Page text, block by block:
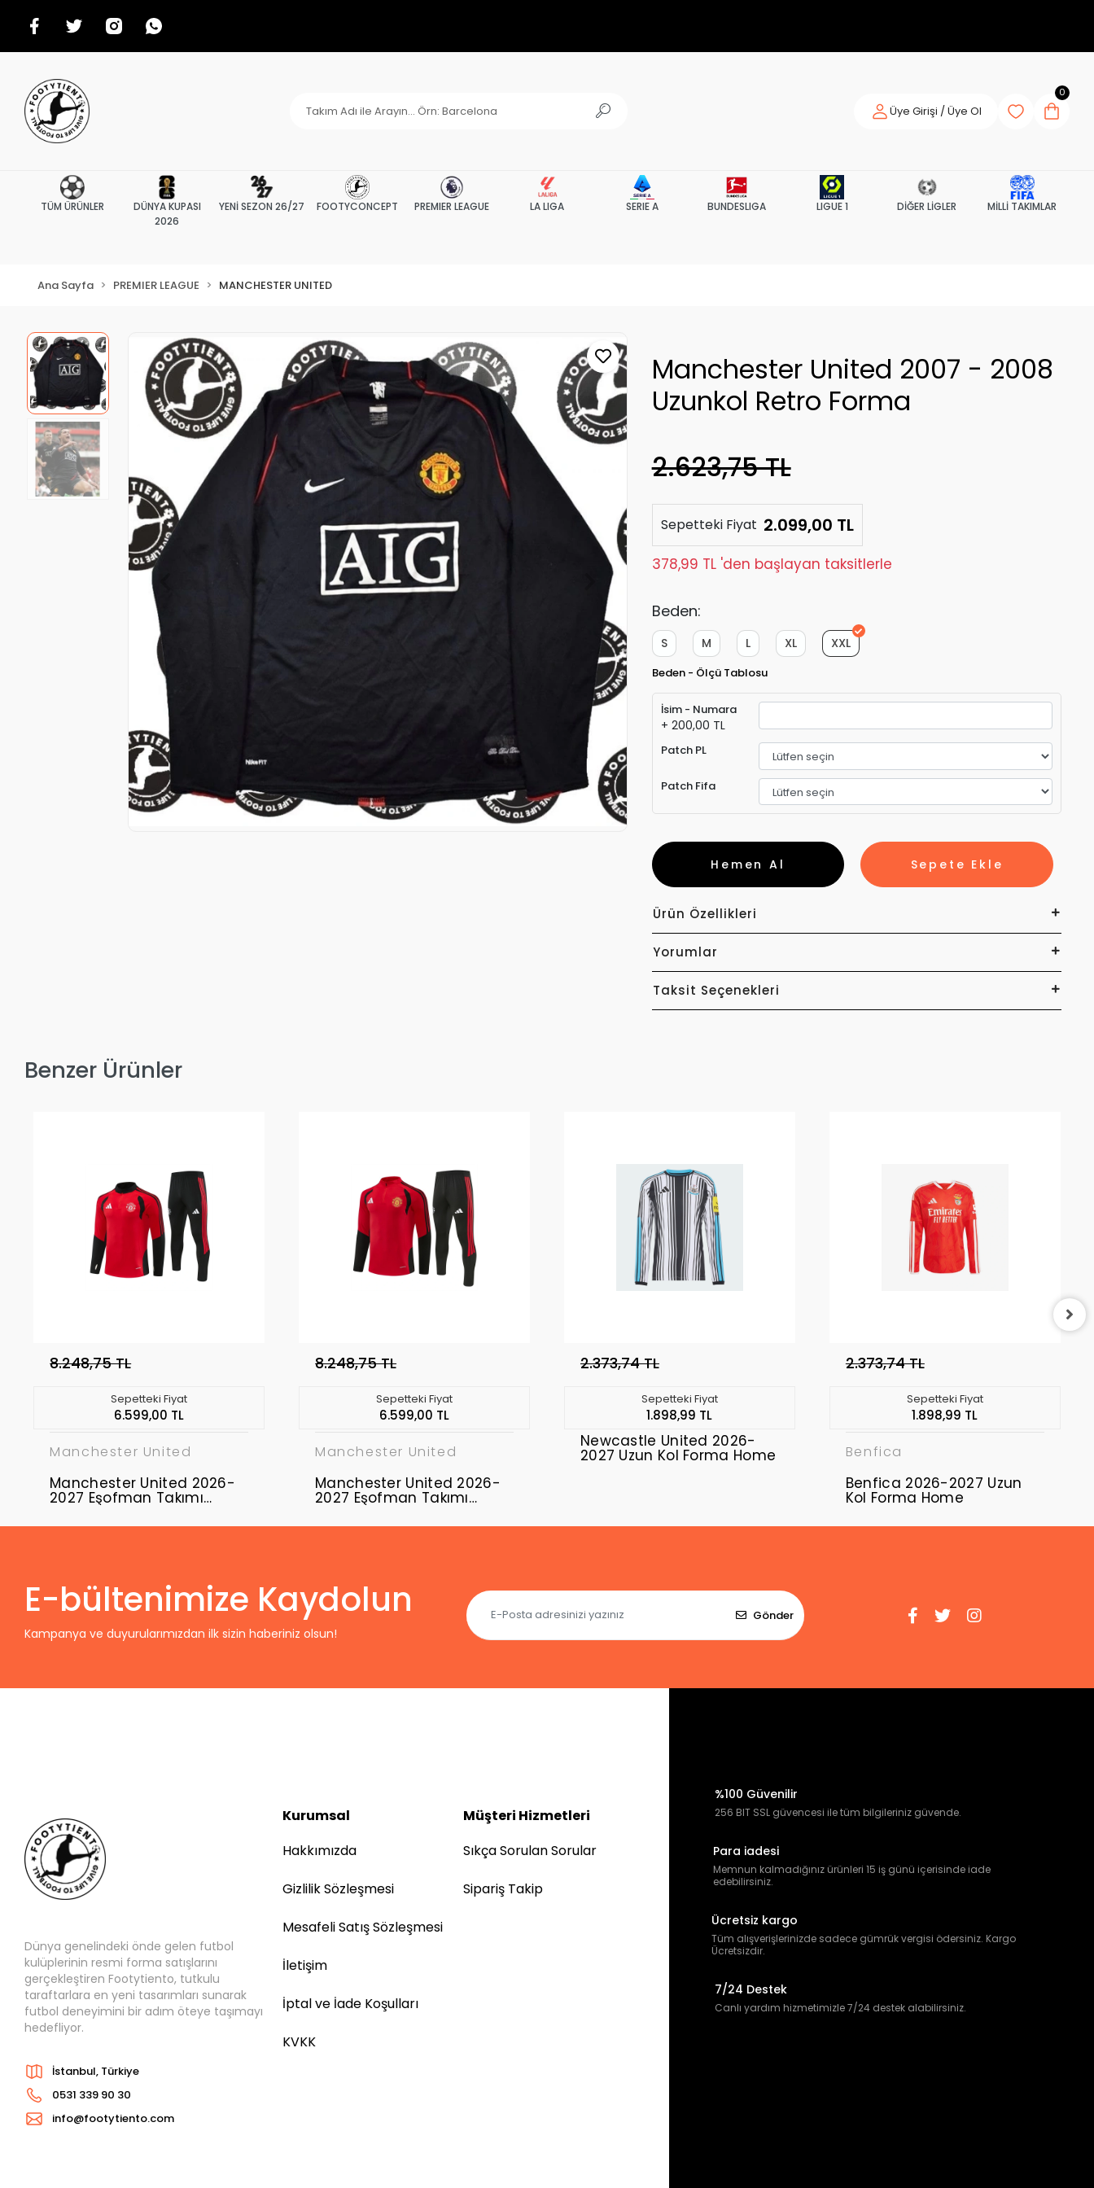
Üye Girişi / Üye Ol
0
TÜM ÜRÜNLER
DÜNYA KUPASI
2026
YENİ SEZON 26/27 FOOTYCONCEPT PREMIER LEAGUE LA LIGA SERIE A BUNDESLIGA LIGUE 1 DİĞER LİGLER MİLLİ TAKIMLAR
Ana Sayfa PREMIER LEAGUE MANCHESTER UNITED
Manchester United 2007 - 2008
Uzunkol Retro Forma
2.623,75 TL
Sepetteki Fiyat 2.099,00 TL
378,99 TL 'den başlayan taksitlerle
Beden:
XXL
XL
L
M
S
Beden - Ölçü Tablosu
İsim - Numara
+ 200,00 TL
Patch PL
Patch Fifa
Sepete Ekle
Hemen Al
Ürün Özellikleri
Yorumlar
Taksit Seçenekleri
Benzer Ürünler
8.248,75 TL
Sepetteki Fiyat
6.599,00 TL
Manchester United
Manchester United 2026-
2027 Eşofman Takımı
8.248,75 TL
Sepetteki Fiyat
6.599,00 TL
Manchester United
Manchester United 2026-
2027 Eşofman Takımı
2.373,74 TL
Sepetteki Fiyat
1.898,99 TL
Newcastle United 2026-
2027 Uzun Kol Forma Home
2.373,74 TL
Sepetteki Fiyat
1.898,99 TL
Benfica
Benfica 2026-2027 Uzun
Kol Forma Home
E-bültenimize Kaydolun
Kampanya ve duyurularımızdan ilk sizin haberiniz olsun!
Gönder
Dünya genelindeki önde gelen futbol
kulüplerinin resmi forma satışlarını
gerçekleştiren Footytiento, tutkulu
taraftarlara en yeni tasarımları sunarak
futbol deneyimini bir adım öteye taşımayı
hedefliyor.
İstanbul, Türkiye
0531 339 90 30
info@footytiento.com
Kurumsal
Hakkımızda
Gizlilik Sözleşmesi
Mesafeli Satış Sözleşmesi
İletişim
İptal ve İade Koşulları
KVKK
Müşteri Hizmetleri
Sıkça Sorulan Sorular
Sipariş Takip
%100 Güvenilir
256 BIT SSL güvencesi ile tüm bilgileriniz güvende.
Para iadesi
Memnun kalmadığınız ürünleri 15 iş günü içerisinde iade
edebilirsiniz.
Ücretsiz kargo
Tüm alışverişlerinizde sadece gümrük vergisi ödersiniz. Kargo
Ücretsizdir.
7/24 Destek
Canlı yardım hizmetimizle 7/24 destek alabilirsiniz.